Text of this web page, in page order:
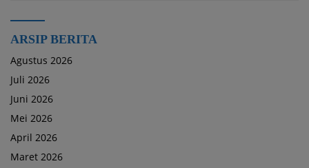
ARSIP BERITA
Agustus 2026
Juli 2026
Juni 2026
Mei 2026
April 2026
Maret 2026